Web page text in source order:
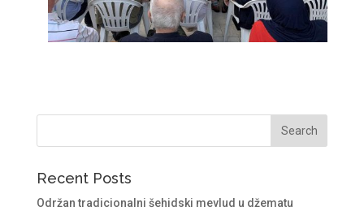
Recent Posts
Održan tradicionalni šehidski mevlud u džematu